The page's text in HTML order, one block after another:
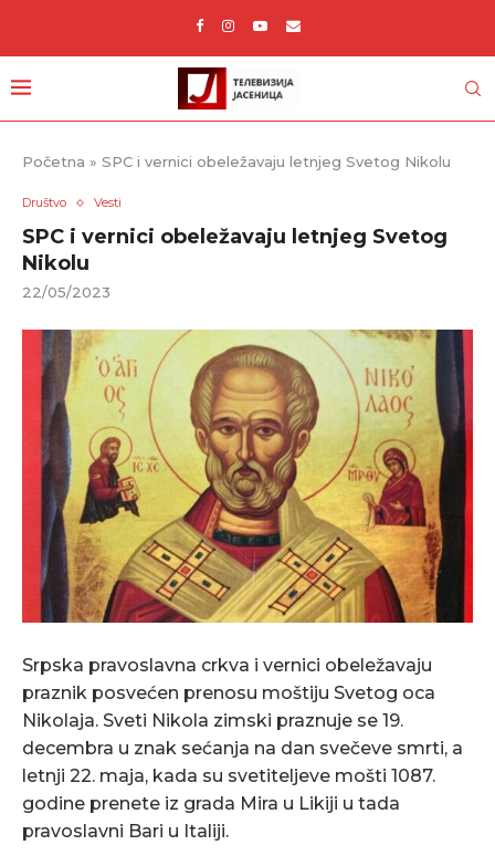
Početna » SPC i vernici obeležavaju letnjeg Svetog Nikolu
Društvo Vesti
SPC i vernici obeležavaju letnjeg Svetog
Nikolu
22/05/2023
Srpska pravoslavna crkva i vernici obeležavaju
praznik posvećen prenosu moštiju Svetog oca
Nikolaja. Sveti Nikola zimski praznuje se 19.
decembra u znak sećanja na dan svečeve smrti, a
letnji 22. maja, kada su svetiteljeve mošti 1087.
godine prenete iz grada Mira u Likiji u tada
pravoslavni Bari u Italiji.